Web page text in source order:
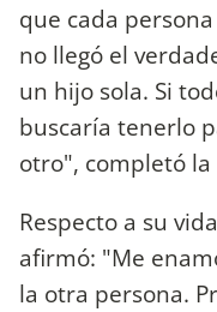
que cada
no llegó el
un hijo sola. Si
buscaría tenerlo
otro", completó
Respecto a su
afirmó: "Me
la otra persona.